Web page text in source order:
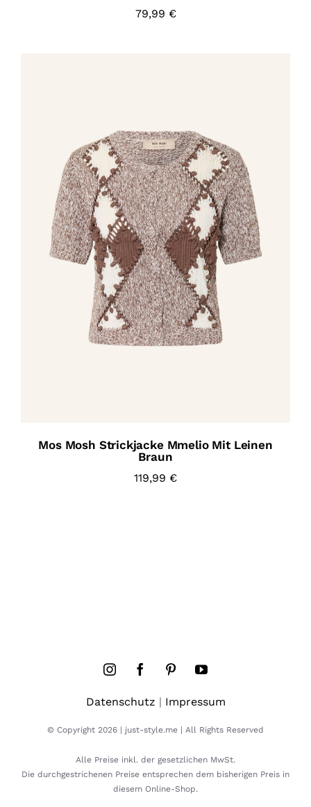
79,99 €
Mos Mosh Strickjacke Mmelio Mit Leinen
Braun
119,99 €
Datenschutz | Impressum
© Copyright 2026 | just-style.me | All Rights Reserved
Alle Preise inkl. der gesetzlichen MwSt.
Die durchgestrichenen Preise entsprechen dem bisherigen Preis in
diesem Online-Shop.